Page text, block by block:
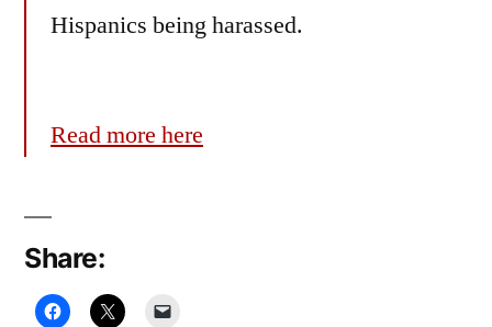
Hispanics being harassed.
Read more here
Share: